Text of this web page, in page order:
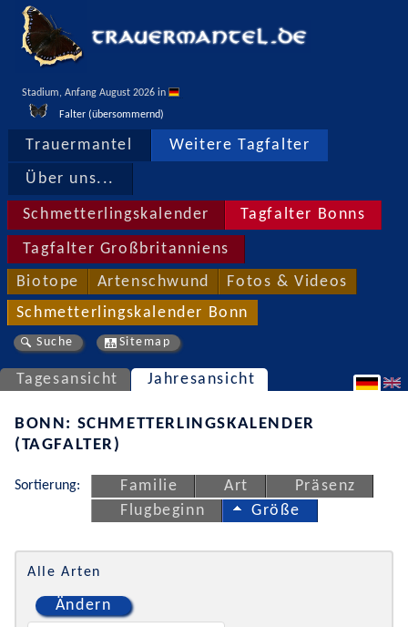
Stadium, Anfang August 2026 in
Falter (übersommernd)
Trauermantel Weitere Tagfalter
Über uns...
Schmetterlingskalender Tagfalter Bonns
Tagfalter Großbritanniens
Biotope Artenschwund Fotos & Videos
Schmetterlingskalender Bonn
Suche Sitemap
Tagesansicht Jahresansicht
BONN: SCHMETTERLINGSKALENDER
(TAGFALTER)
Sortierung: Familie Art
Präsenz
Flugbeginn
Größe
Alle Arten
Ändern